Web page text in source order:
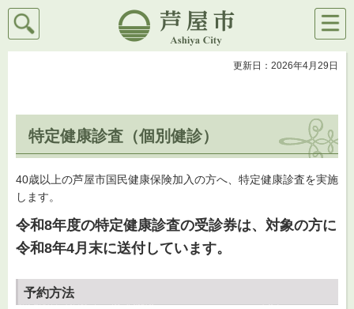
芦屋市
検索
メニ
ュー
更新日：2026年4月29日
特定健康診査（個別健診）
40歳以上の芦屋市国民健康保険加入の方へ、特定健康診査を実施
します。
令和8年度の特定健康診査の受診券は、対象の方に
令和8年4月末に送付しています。
予約方法